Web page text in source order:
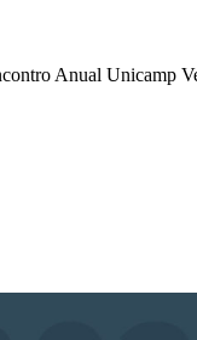
Anual Unicamp